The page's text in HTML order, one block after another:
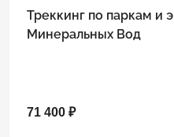
Треккинг по паркам и
Минеральных Вод
71 400 ₽